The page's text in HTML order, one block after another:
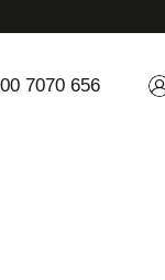
7070 656